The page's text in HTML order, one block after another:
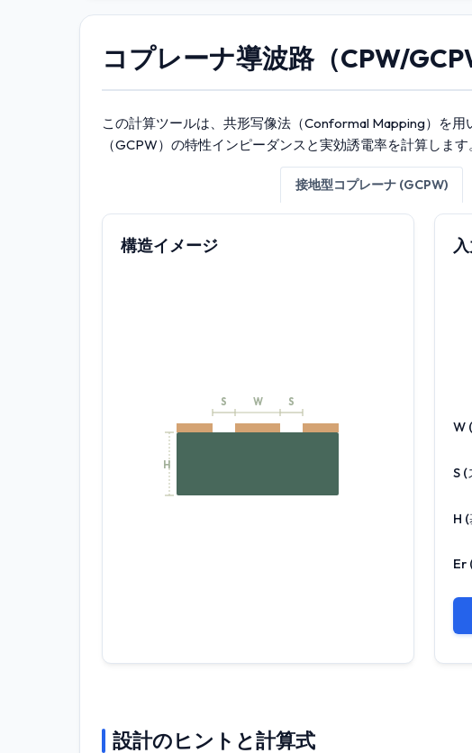
コプレーナ導波路（CPW/
この計算ツールは、共形写像法（Conformal Mapping）を
（GCPW）の特性インピーダンスと実効誘電率を計算します
接地型コプレーナ (GCPW)
構造イメージ
W
S S
H
W
S (
H
Er
設計のヒントと計算式